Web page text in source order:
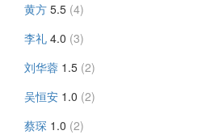
黄方 5.5 (4)
李礼 4.0 (3)
刘华蓉 1.5 (2)
吴恒安 1.0 (2)
蔡琛 1.0 (2)